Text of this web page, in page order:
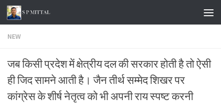
Skip to content
NEW
जब किसी प्रदेश में क्षेत्रीय दल की सरकार होती है तो ऐसी
ही जिद सामने आती है। जैन तीर्थ सम्मेद शिखर पर
कांग्रेस के शीर्ष नेतृत्व को भी अपनी राय स्पष्ट करनी